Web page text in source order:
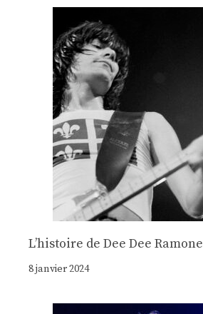
Lʼhistoire de Dee Dee Ramone
8 janvier 2024